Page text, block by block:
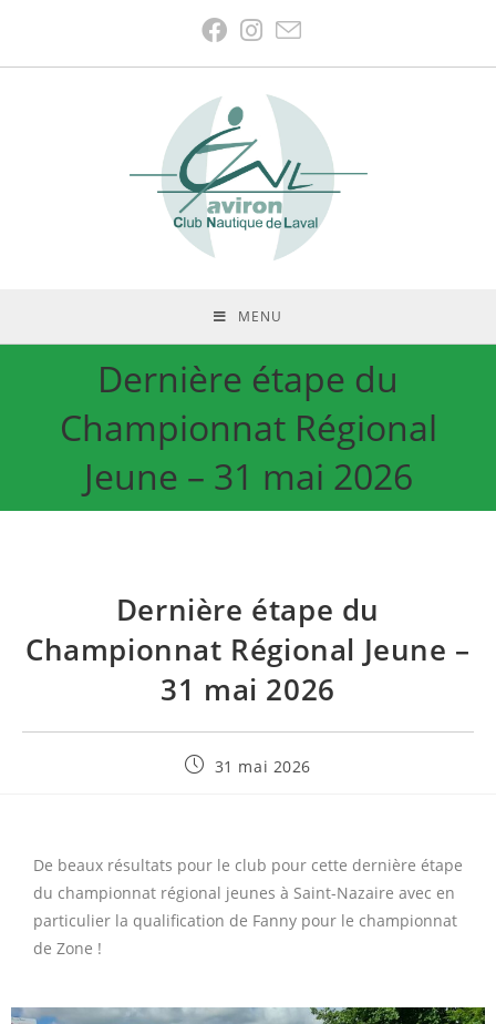
MENU
Dernière étape du
Championnat Régional
Jeune – 31 mai 2026
Dernière étape du
Championnat Régional Jeune –
31 mai 2026
31 mai 2026
De beaux résultats pour le club pour cette dernière étape
du championnat régional jeunes à Saint-Nazaire avec en
particulier la qualification de Fanny pour le championnat
de Zone !